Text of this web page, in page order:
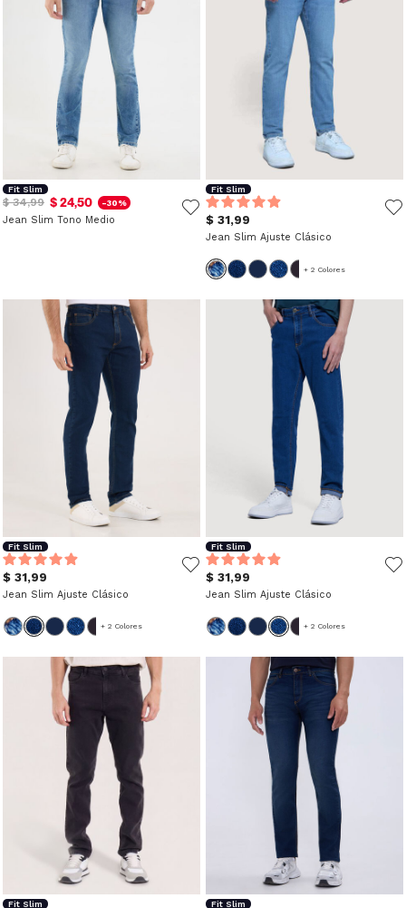
Fit Slim
$ 34,99 $ 24,50 -30%
Jean Slim Tono Medio
Fit Slim
$ 31,99
Jean Slim Ajuste Clásico
+ 2 Colores
Fit Slim
$ 31,99
Jean Slim Ajuste Clásico
+ 2 Colores
Fit Slim
$ 31,99
Jean Slim Ajuste Clásico
+ 2 Colores
Fit Slim Fit Slim